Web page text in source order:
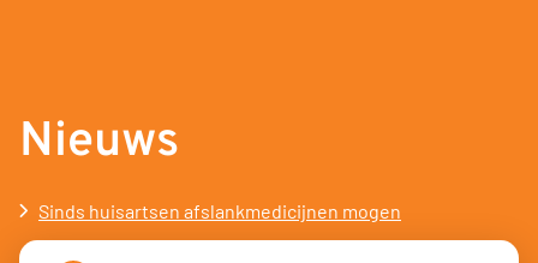
Nieuws
Sinds huisartsen afslankmedicijnen mogen
voorschrijven, neemt gebruik toe